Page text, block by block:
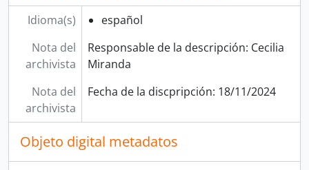
Idioma(s)
español
Nota del
archivista
Responsable de la descripción: Cecilia
Miranda
Nota del
archivista
Fecha de la discpripción: 18/11/2024
Objeto digital metadatos